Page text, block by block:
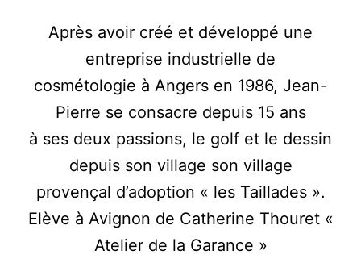
Après avoir créé et développé une
entreprise industrielle de
cosmétologie à Angers en 1986, Jean-
Pierre se consacre depuis 15 ans
à ses deux passions, le golf et le dessin
depuis son village son village
provençal d’adoption « les Taillades ».
Elève à Avignon de Catherine Thouret «
Atelier de la Garance »